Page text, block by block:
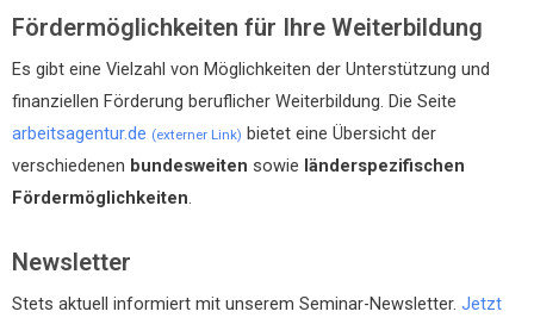
Fördermöglichkeiten für Ihre Weiterbildung
Es gibt eine Vielzahl von Möglichkeiten der Unterstützung und
finanziellen Förderung beruflicher Weiterbildung. Die Seite
arbeitsagentur.de (externer Link) bietet eine Übersicht der
verschiedenen bundesweiten sowie länderspezifischen
Fördermöglichkeiten.
Newsletter
Stets aktuell informiert mit unserem Seminar-Newsletter. Jetzt